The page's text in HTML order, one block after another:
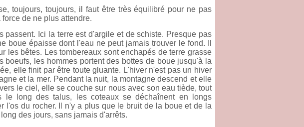
toujours, toujours, il faut être très équilibré pour ne pas
de ne plus attendre.
passent. Ici la terre est d'argile et de schiste. Presque pas
boue épaisse dont l'eau ne peut jamais trouver le fond. Il
les bêtes. Les tombereaux sont enchapés de terre grasse
boeufs, les hommes portent des bottes de boue jusqu'à la
elle finit par être toute gluante. L'hiver n'est pas un hiver
et la mer. Pendant la nuit, la montagne descend et elle
le ciel, elle se couche sur nous avec son eau tiède, tout
le long des talus, les coteaux se déchaînent en longs
l'os du rocher. Il n'y a plus que le bruit de la boue et de la
des jours, sans jamais d'arrêts.